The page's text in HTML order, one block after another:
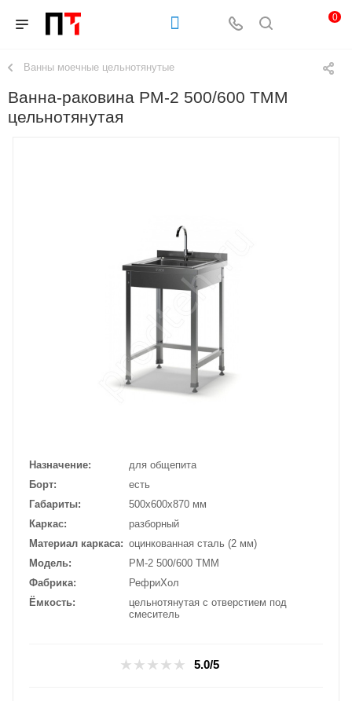
0
Ванны моечные цельнотянутые
Ванна-раковина РМ-2 500/600 ТММ
цельнотянутая
Назначение
для общепита
Борт
есть
Габариты
500х600х870 мм
Каркас
разборный
Материал каркаса
оцинкованная сталь (2 мм)
Модель
РМ-2 500/600 ТММ
Фабрика
РефриХол
Ёмкость
цельнотянутая с отверстием под
смеситель
5.0/5